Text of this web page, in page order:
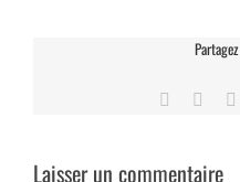
Facebook
Laisser un commentaire